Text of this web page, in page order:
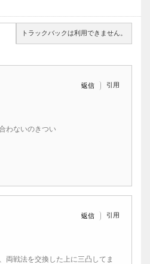
トラックバックは利用できません。
返信 引用
わないのきつい
返信 引用
両戦法を交換した上に三凸してま